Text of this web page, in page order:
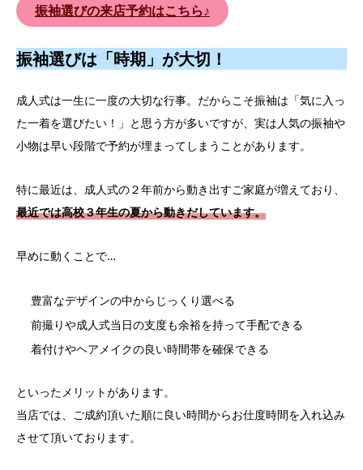
振袖選びの来店予約はこちら♪
振袖選びは「時期」が大切！
成人式は一生に一度の大切な行事。だからこそ振袖は「気に入っ
た一着を選びたい！」と思う方が多いですが、実は人気の振袖や
小物は早い段階で予約が埋まってしまうことがあります。
特に最近は、成人式の２年前から動き出すご家庭が増えており、
最近では高校３年生の夏から動きだしています。
早めに動くことで…
豊富なデザインの中からじっくり選べる
前撮りや成人式当日の支度も余裕を持って手配できる
着付けやヘアメイクの良い時間帯を確保できる
といったメリットがあります。
当店では、ご成約頂いた順に良い時間からお仕度時間を入れ込み
させて頂いております。